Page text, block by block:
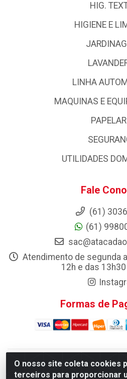
O nosso site coleta cookies
terceiros para proporcionar
HIG.
HIGIENE E
LINHA
MAQUINAS E
UTILIDADES
Fale
(61)
(61)
Atendimento de segunda
12h e das
Formas de
Atacadao da Limpeza F.
Distribuicao LTDA - Quadra Qi